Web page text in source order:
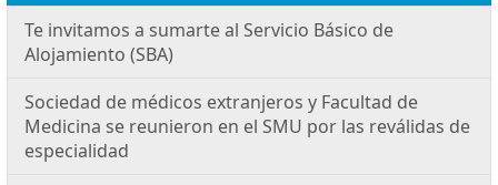
Te invitamos a sumarte al Servicio Básico de
Alojamiento (SBA)
Sociedad de médicos extranjeros y Facultad de
Medicina se reunieron en el SMU por las reválidas de
especialidad